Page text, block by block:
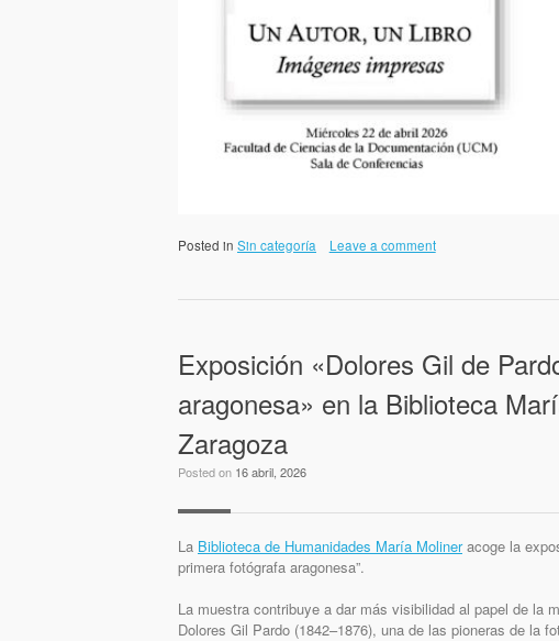
Posted in Sin categoría Leave a comment
Exposición «Dolores Gil de
aragonesa» en la Biblioteca
Zaragoza
Posted on 16 abril, 2026
La Biblioteca de Humanidades María Molineracoge la
primera fotógrafa aragonesa”.
La muestra contribuye a dar más visibilidad al papel de la
Dolores Gil Pardo (1842–1876), una de las pioneras de la